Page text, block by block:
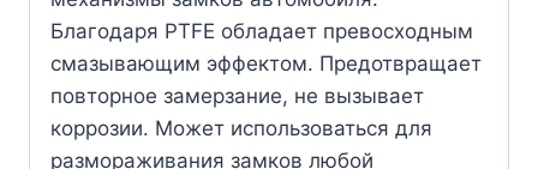
Благодаря PTFE обладает превосходным
смазывающим эффектом. Предотвращает
повторное замерзание, не вызывает
коррозии. Может использоваться для
размораживания замков любой